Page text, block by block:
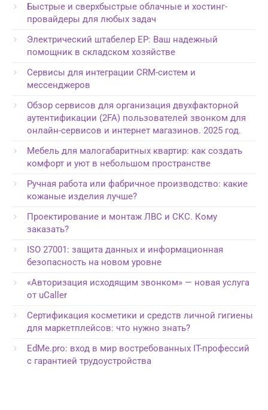
Быстрые и сверхбыстрые облачные и хостинг-
провайдеры для любых задач
Электрический штабелер EP: Ваш надежный
помощник в складском хозяйстве
Сервисы для интеграции CRM-систем и
мессенджеров
Обзор сервисов для организация двухфакторной
аутентификации (2FA) пользователей звонком для
онлайн-сервисов и интернет магазинов. 2025 год.
Мебель для малогабаритных квартир: как создать
комфорт и уют в небольшом пространстве
Ручная работа или фабричное производство: какие
кожаные изделия лучше?
Проектирование и монтаж ЛВС и СКС. Кому
заказать?
ISO 27001: защита данных и информационная
безопасность на новом уровне
«Авторизация исходящим звонком» — новая услуга
от uCaller
Сертификация косметики и средств личной гигиены
для маркетплейсов: что нужно знать?
EdMe.pro: вход в мир востребованных IT-профессий
с гарантией трудоустройства